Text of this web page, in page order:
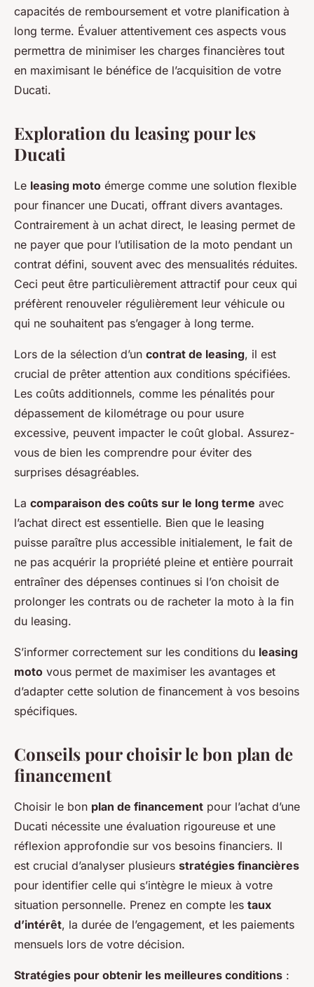
capacités de remboursement et votre planification à
long terme. Évaluer attentivement ces aspects vous
permettra de minimiser les charges financières tout
en maximisant le bénéfice de l’acquisition de votre
Ducati.
Exploration du leasing pour les
Ducati
Le leasing moto émerge comme une solution flexible
pour financer une Ducati, offrant divers avantages.
Contrairement à un achat direct, le leasing permet de
ne payer que pour l’utilisation de la moto pendant un
contrat défini, souvent avec des mensualités réduites.
Ceci peut être particulièrement attractif pour ceux qui
préfèrent renouveler régulièrement leur véhicule ou
qui ne souhaitent pas s’engager à long terme.
Lors de la sélection d’un contrat de leasing, il est
crucial de prêter attention aux conditions spécifiées.
Les coûts additionnels, comme les pénalités pour
dépassement de kilométrage ou pour usure
excessive, peuvent impacter le coût global. Assurez-
vous de bien les comprendre pour éviter des
surprises désagréables.
La comparaison des coûts sur le long terme avec
l’achat direct est essentielle. Bien que le leasing
puisse paraître plus accessible initialement, le fait de
ne pas acquérir la propriété pleine et entière pourrait
entraîner des dépenses continues si l’on choisit de
prolonger les contrats ou de racheter la moto à la fin
du leasing.
S’informer correctement sur les conditions du leasing
moto vous permet de maximiser les avantages et
d’adapter cette solution de financement à vos besoins
spécifiques.
Conseils pour choisir le bon plan de
financement
Choisir le bon plan de financement pour l’achat d’une
Ducati nécessite une évaluation rigoureuse et une
réflexion approfondie sur vos besoins financiers. Il
est crucial d’analyser plusieurs stratégies financières
pour identifier celle qui s’intègre le mieux à votre
situation personnelle. Prenez en compte les taux
d’intérêt, la durée de l’engagement, et les paiements
mensuels lors de votre décision.
Stratégies pour obtenir les meilleures conditions :